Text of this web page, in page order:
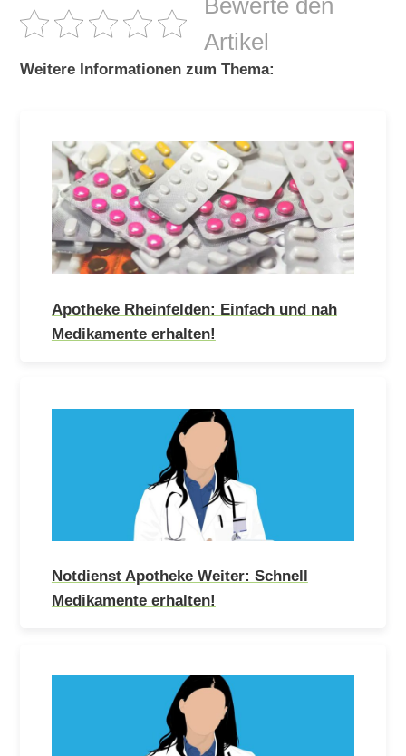
Bewerte den
Artikel
Weitere Informationen zum Thema:
Apotheke Rheinfelden: Einfach und nah
Medikamente erhalten!
Notdienst Apotheke Weiter: Schnell
Medikamente erhalten!